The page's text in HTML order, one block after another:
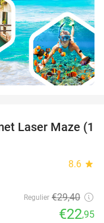
22%
Laser Maze (1
8.6 star
Regulier €29,40
€22,95